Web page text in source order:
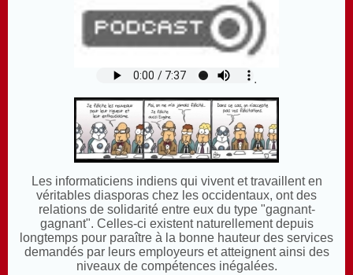
.
Les informaticiens indiens qui vivent et travaillent en
véritables diasporas chez les occidentaux, ont des
relations de solidarité entre eux du type "gagnant-
gagnant". Celles-ci existent naturellement depuis
longtemps pour paraître à la bonne hauteur des services
demandés par leurs employeurs et atteignent ainsi des
niveaux de compétences inégalées.